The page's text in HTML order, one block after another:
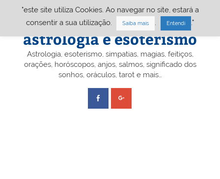
Portal A&E – Portal
astrologia e esoterismo
Astrologia, esoterismo, simpatias, magias, feitiços,
orações, horóscopos, anjos, salmos, significado dos
sonhos, oráculos, tarot e mais…
"este site utiliza Cookies. Ao navegar no site, estará a
consentir a sua utilização.
Saiba mais Entendi ."